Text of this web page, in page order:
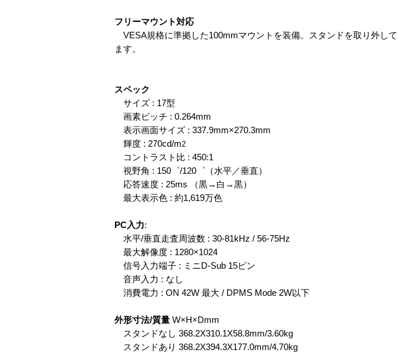
フリーマウント対応
VESA規格に準拠した100mmマウントを装備。スタンドを取り外し
ます。
スペック
サイズ : 17型
画素ピッチ : 0.264mm
表示画面サイズ : 337.9mm×270.3mm
輝度 : 270cd/m2
コントラスト比 : 450:1
視野角 : 150゜/120゜（水平／垂直）
応答速度 : 25ms （黒→白→黒）
最大表示色 : 約1,619万色
PC入力:
水平/垂直走査周波数 : 30-81kHz / 56-75Hz
最大解像度 : 1280×1024
信号入力端子 : ミニD-Sub 15ピン
音声入力 : なし
消費電力 : ON 42W 最大 / DPMS Mode 2W以下
外形寸法/質量 W×H×Dmm
スタンドなし 368.2X310.1X58.8mm/3.60kg
スタンドあり 368.2X394.3X177.0mm/4.70kg